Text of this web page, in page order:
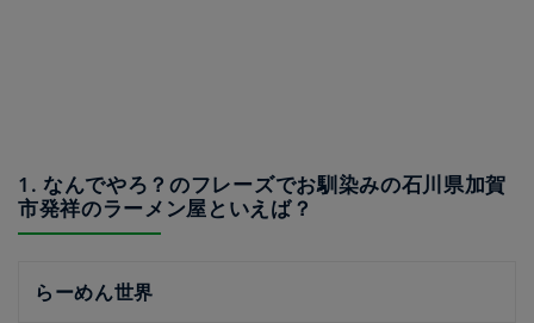
1. なんでやろ？のフレーズでお馴染みの石川県加賀
市発祥のラーメン屋といえば？
らーめん世界